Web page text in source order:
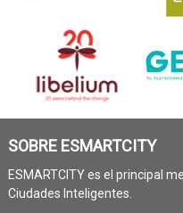
SOBRE ESMARTCITY
ESMARTCITY es el principal
Ciudades Inteligentes.